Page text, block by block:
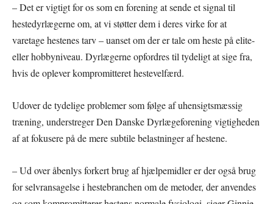
– Det er vigtigt for os som en forening at sende et signal til
hestedyrlægerne om, at vi støtter dem i deres virke for at
varetage hestenes tarv – uanset om der er tale om heste på elite-
eller hobbyniveau. Dyrlægerne opfordres til tydeligt at sige fra,
hvis de oplever kompromitteret hestevelfærd.
Udover de tydelige problemer som følge af uhensigtsmæssig
træning, understreger Den Danske Dyrlægeforening vigtigheden
af at fokusere på de mere subtile belastninger af hestene.
– Ud over åbenlys forkert brug af hjælpemidler er der også brug
for selvransagelse i hestebranchen om de metoder, der anvendes